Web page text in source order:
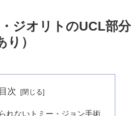
ジオリトのUCL部
）
目次
れないトミー・ジョン手術